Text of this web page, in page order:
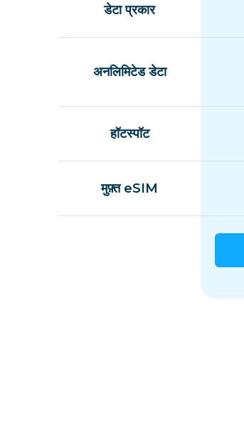
डेटा प्रकार
अनलिमिटेड डेटा
हॉटस्पॉट
मुफ़्त eSIM